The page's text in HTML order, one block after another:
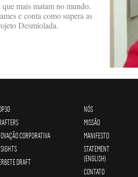
mais matam no mundo.
e conta como supera as
Desmiolada.
CORPORATIVA
DRAFT
NÓS
MISSÃO
MANIFESTO
STATEMENT
(ENGLISH)
CONTATO